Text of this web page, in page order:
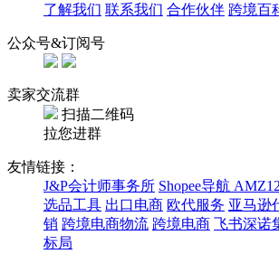
了解我们 联系我们 合作伙伴 跨境百
公众号&订阅号
卖家交流群
扫描二维码
拉您进群
友情链接：
J&P会计师事务所 Shopee导航
选品工具 出口电商 欧代服务 亚马逊
销 跨境电商物流 跨境电商 飞书深诺
标局